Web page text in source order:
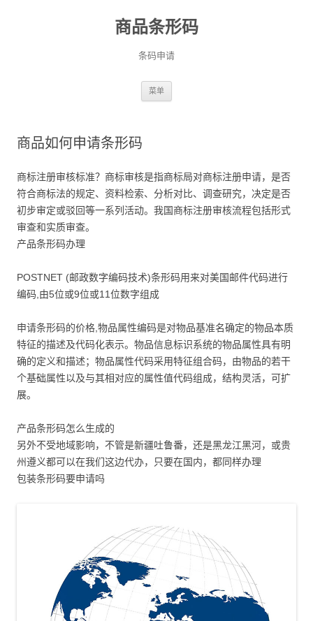
商品条形码
条码申请
菜单
商品如何申请条形码
商标注册审核标准？商标审核是指商标局对商标注册申请，是否
符合商标法的规定、资料检索、分析对比、调查研究，决定是否
初步审定或驳回等一系列活动。我国商标注册审核流程包括形式
审查和实质审查。
产品条形码办理
POSTNET (邮政数字编码技术)条形码用来对美国邮件代码进行
编码,由5位或9位或11位数字组成
申请条形码的价格,物品属性编码是对物品基准名确定的物品本质
特征的描述及代码化表示。物品信息标识系统的物品属性具有明
确的定义和描述；物品属性代码采用特征组合码，由物品的若干
个基础属性以及与其相对应的属性值代码组成，结构灵活，可扩
展。
产品条形码怎么生成的
另外不受地域影响，不管是新疆吐鲁番，还是黑龙江黑河，或贵
州遵义都可以在我们这边代办，只要在国内，都同样办理
包装条形码要申请吗